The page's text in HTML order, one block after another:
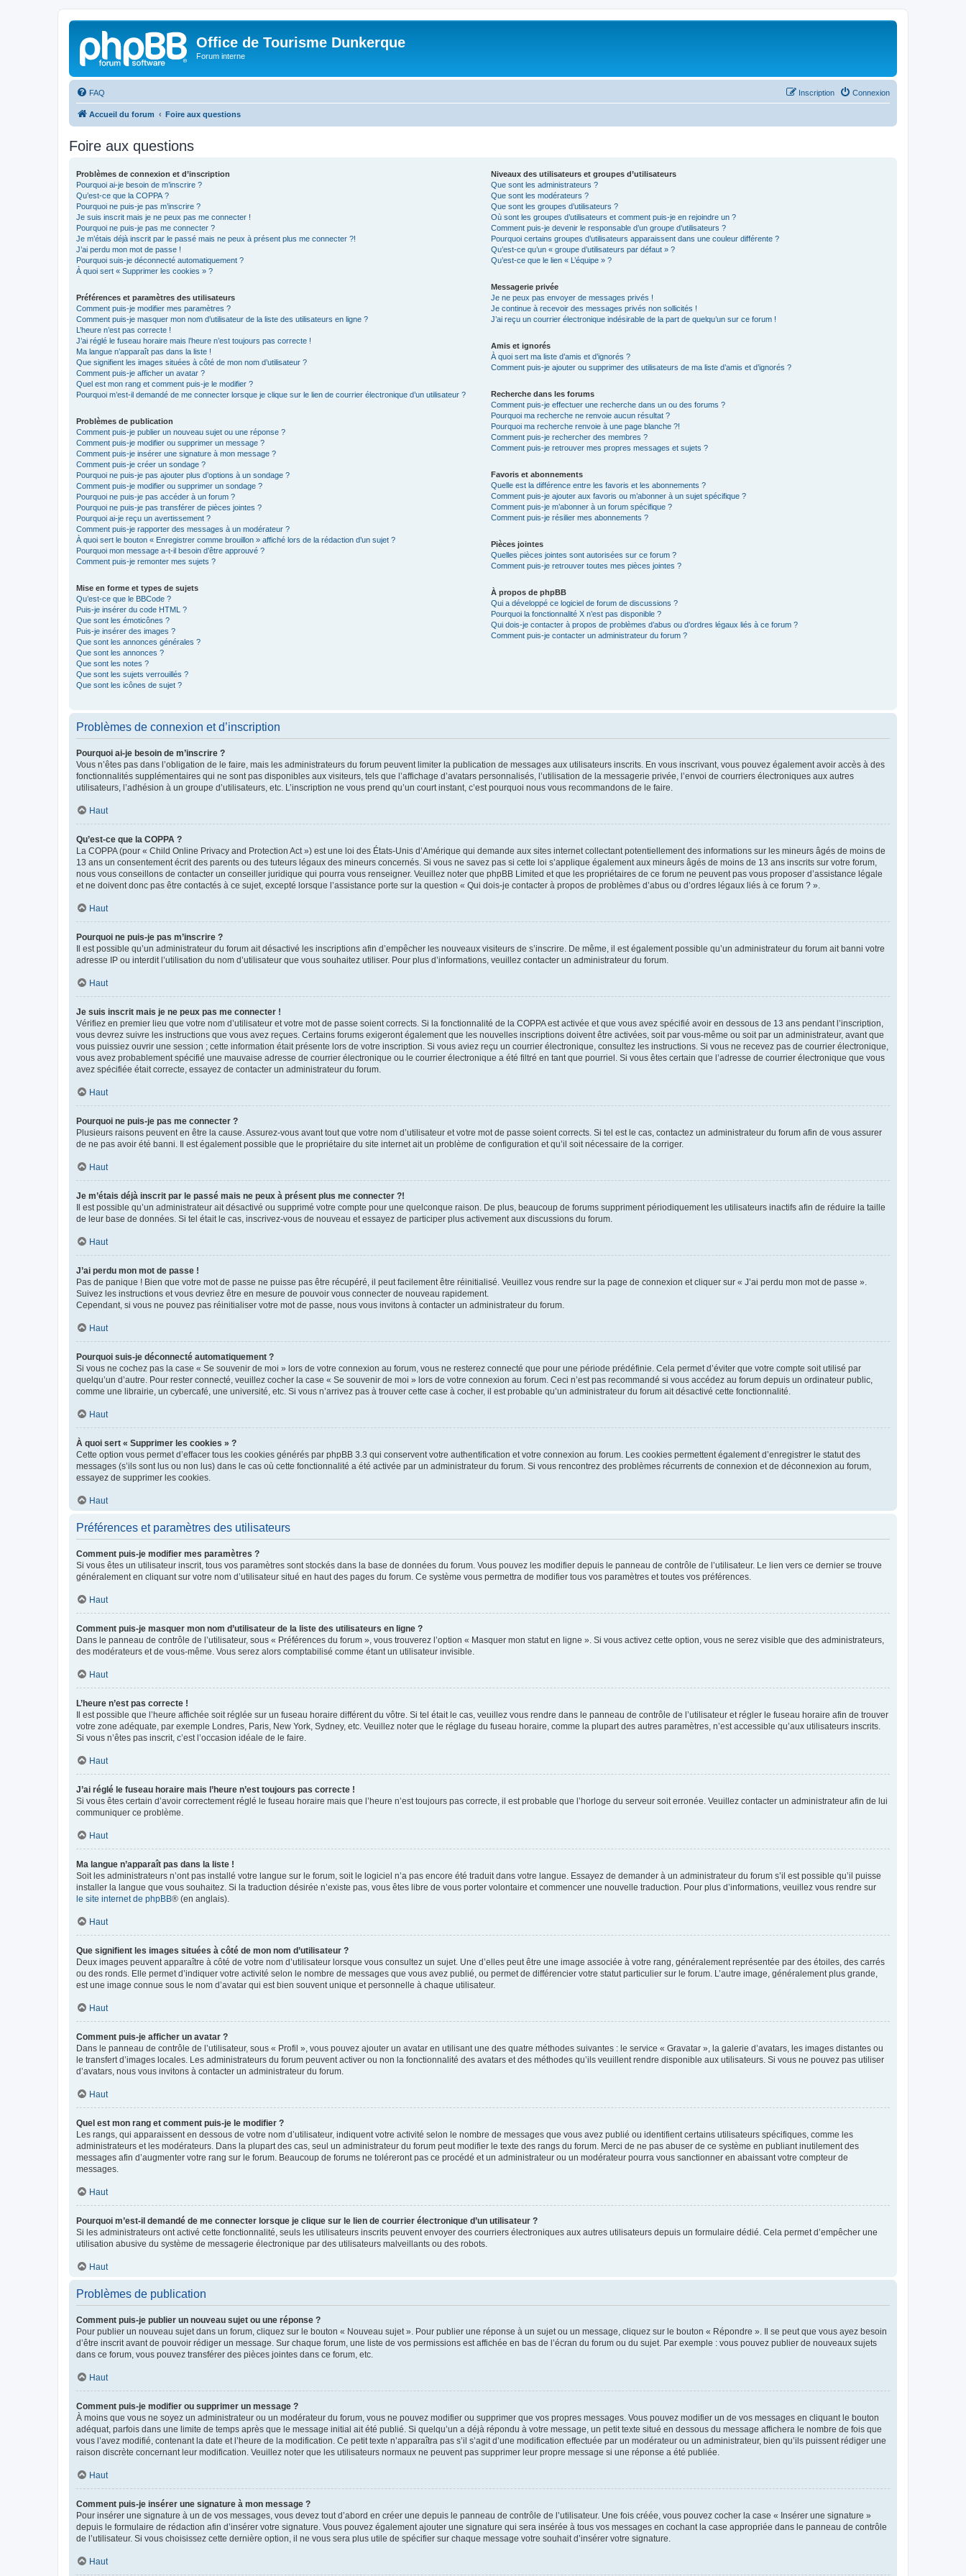
Office de Tourisme Dunkerque
Forum interne
FAQ Connexion
Inscription
Accueil du forum Foire aux questions
Foire aux questions
Problèmes de connexion et d’inscription
Pourquoi ai-je besoin de m’inscrire ?
Qu’est-ce que la COPPA ?
Pourquoi ne puis-je pas m’inscrire ?
Je suis inscrit mais je ne peux pas me connecter !
Pourquoi ne puis-je pas me connecter ?
Je m’étais déjà inscrit par le passé mais ne peux à présent plus me connecter ?!
J’ai perdu mon mot de passe !
Pourquoi suis-je déconnecté automatiquement ?
À quoi sert « Supprimer les cookies » ?
Préférences et paramètres des utilisateurs
Comment puis-je modifier mes paramètres ?
Comment puis-je masquer mon nom d’utilisateur de la liste des utilisateurs en ligne ?
L’heure n’est pas correcte !
J’ai réglé le fuseau horaire mais l’heure n’est toujours pas correcte !
Ma langue n’apparaît pas dans la liste !
Que signifient les images situées à côté de mon nom d’utilisateur ?
Comment puis-je afficher un avatar ?
Quel est mon rang et comment puis-je le modifier ?
Pourquoi m’est-il demandé de me connecter lorsque je clique sur le lien de courrier électronique d’un utilisateur ?
Problèmes de publication
Comment puis-je publier un nouveau sujet ou une réponse ?
Comment puis-je modifier ou supprimer un message ?
Comment puis-je insérer une signature à mon message ?
Comment puis-je créer un sondage ?
Pourquoi ne puis-je pas ajouter plus d’options à un sondage ?
Comment puis-je modifier ou supprimer un sondage ?
Pourquoi ne puis-je pas accéder à un forum ?
Pourquoi ne puis-je pas transférer de pièces jointes ?
Pourquoi ai-je reçu un avertissement ?
Comment puis-je rapporter des messages à un modérateur ?
À quoi sert le bouton « Enregistrer comme brouillon » affiché lors de la rédaction d’un sujet ?
Pourquoi mon message a-t-il besoin d’être approuvé ?
Comment puis-je remonter mes sujets ?
Mise en forme et types de sujets
Qu’est-ce que le BBCode ?
Puis-je insérer du code HTML ?
Que sont les émoticônes ?
Puis-je insérer des images ?
Que sont les annonces générales ?
Que sont les annonces ?
Que sont les notes ?
Que sont les sujets verrouillés ?
Que sont les icônes de sujet ?
Niveaux des utilisateurs et groupes d’utilisateurs
Que sont les administrateurs ?
Que sont les modérateurs ?
Que sont les groupes d’utilisateurs ?
Où sont les groupes d’utilisateurs et comment puis-je en rejoindre un ?
Comment puis-je devenir le responsable d’un groupe d’utilisateurs ?
Pourquoi certains groupes d’utilisateurs apparaissent dans une couleur différente ?
Qu’est-ce qu’un « groupe d’utilisateurs par défaut » ?
Qu’est-ce que le lien « L’équipe » ?
Messagerie privée
Je ne peux pas envoyer de messages privés !
Je continue à recevoir des messages privés non sollicités !
J’ai reçu un courrier électronique indésirable de la part de quelqu’un sur ce forum !
Amis et ignorés
À quoi sert ma liste d’amis et d’ignorés ?
Comment puis-je ajouter ou supprimer des utilisateurs de ma liste d’amis et d’ignorés ?
Recherche dans les forums
Comment puis-je effectuer une recherche dans un ou des forums ?
Pourquoi ma recherche ne renvoie aucun résultat ?
Pourquoi ma recherche renvoie à une page blanche ?!
Comment puis-je rechercher des membres ?
Comment puis-je retrouver mes propres messages et sujets ?
Favoris et abonnements
Quelle est la différence entre les favoris et les abonnements ?
Comment puis-je ajouter aux favoris ou m’abonner à un sujet spécifique ?
Comment puis-je m’abonner à un forum spécifique ?
Comment puis-je résilier mes abonnements ?
Pièces jointes
Quelles pièces jointes sont autorisées sur ce forum ?
Comment puis-je retrouver toutes mes pièces jointes ?
À propos de phpBB
Qui a développé ce logiciel de forum de discussions ?
Pourquoi la fonctionnalité X n’est pas disponible ?
Qui dois-je contacter à propos de problèmes d’abus ou d’ordres légaux liés à ce forum ?
Comment puis-je contacter un administrateur du forum ?
Problèmes de connexion et d’inscription
Pourquoi ai-je besoin de m’inscrire ?
Vous n’êtes pas dans l’obligation de le faire, mais les administrateurs du forum peuvent limiter la publication de messages aux utilisateurs inscrits. En vous inscrivant, vous pouvez également avoir accès à des
fonctionnalités supplémentaires qui ne sont pas disponibles aux visiteurs, tels que l’affichage d’avatars personnalisés, l’utilisation de la messagerie privée, l’envoi de courriers électroniques aux autres
utilisateurs, l’adhésion à un groupe d’utilisateurs, etc. L’inscription ne vous prend qu’un court instant, c’est pourquoi nous vous recommandons de le faire.
Haut
Qu’est-ce que la COPPA ?
La COPPA (pour « Child Online Privacy and Protection Act ») est une loi des États-Unis d’Amérique qui demande aux sites internet collectant potentiellement des informations sur les mineurs âgés de moins de
13 ans un consentement écrit des parents ou des tuteurs légaux des mineurs concernés. Si vous ne savez pas si cette loi s’applique également aux mineurs âgés de moins de 13 ans inscrits sur votre forum,
nous vous conseillons de contacter un conseiller juridique qui pourra vous renseigner. Veuillez noter que phpBB Limited et que les propriétaires de ce forum ne peuvent pas vous proposer d’assistance légale
et ne doivent donc pas être contactés à ce sujet, excepté lorsque l’assistance porte sur la question « Qui dois-je contacter à propos de problèmes d’abus ou d’ordres légaux liés à ce forum ? ».
Haut
Pourquoi ne puis-je pas m’inscrire ?
Il est possible qu’un administrateur du forum ait désactivé les inscriptions afin d’empêcher les nouveaux visiteurs de s’inscrire. De même, il est également possible qu’un administrateur du forum ait banni votre
adresse IP ou interdit l’utilisation du nom d’utilisateur que vous souhaitez utiliser. Pour plus d’informations, veuillez contacter un administrateur du forum.
Haut
Je suis inscrit mais je ne peux pas me connecter !
Vérifiez en premier lieu que votre nom d’utilisateur et votre mot de passe soient corrects. Si la fonctionnalité de la COPPA est activée et que vous avez spécifié avoir en dessous de 13 ans pendant l’inscription,
vous devrez suivre les instructions que vous avez reçues. Certains forums exigeront également que les nouvelles inscriptions doivent être activées, soit par vous-même ou soit par un administrateur, avant que
vous puissiez ouvrir une session ; cette information était présente lors de votre inscription. Si vous aviez reçu un courrier électronique, consultez les instructions. Si vous ne recevez pas de courrier électronique,
vous avez probablement spécifié une mauvaise adresse de courrier électronique ou le courrier électronique a été filtré en tant que pourriel. Si vous êtes certain que l’adresse de courrier électronique que vous
avez spécifiée était correcte, essayez de contacter un administrateur du forum.
Haut
Pourquoi ne puis-je pas me connecter ?
Plusieurs raisons peuvent en être la cause. Assurez-vous avant tout que votre nom d’utilisateur et votre mot de passe soient corrects. Si tel est le cas, contactez un administrateur du forum afin de vous assurer
de ne pas avoir été banni. Il est également possible que le propriétaire du site internet ait un problème de configuration et qu’il soit nécessaire de la corriger.
Haut
Je m’étais déjà inscrit par le passé mais ne peux à présent plus me connecter ?!
Il est possible qu’un administrateur ait désactivé ou supprimé votre compte pour une quelconque raison. De plus, beaucoup de forums suppriment périodiquement les utilisateurs inactifs afin de réduire la taille
de leur base de données. Si tel était le cas, inscrivez-vous de nouveau et essayez de participer plus activement aux discussions du forum.
Haut
J’ai perdu mon mot de passe !
Pas de panique ! Bien que votre mot de passe ne puisse pas être récupéré, il peut facilement être réinitialisé. Veuillez vous rendre sur la page de connexion et cliquer sur « J’ai perdu mon mot de passe ».
Suivez les instructions et vous devriez être en mesure de pouvoir vous connecter de nouveau rapidement.
Cependant, si vous ne pouvez pas réinitialiser votre mot de passe, nous vous invitons à contacter un administrateur du forum.
Haut
Pourquoi suis-je déconnecté automatiquement ?
Si vous ne cochez pas la case « Se souvenir de moi » lors de votre connexion au forum, vous ne resterez connecté que pour une période prédéfinie. Cela permet d’éviter que votre compte soit utilisé par
quelqu’un d’autre. Pour rester connecté, veuillez cocher la case « Se souvenir de moi » lors de votre connexion au forum. Ceci n’est pas recommandé si vous accédez au forum depuis un ordinateur public,
comme une librairie, un cybercafé, une université, etc. Si vous n’arrivez pas à trouver cette case à cocher, il est probable qu’un administrateur du forum ait désactivé cette fonctionnalité.
Haut
À quoi sert « Supprimer les cookies » ?
Cette option vous permet d’effacer tous les cookies générés par phpBB 3.3 qui conservent votre authentification et votre connexion au forum. Les cookies permettent également d’enregistrer le statut des
messages (s’ils sont lus ou non lus) dans le cas où cette fonctionnalité a été activée par un administrateur du forum. Si vous rencontrez des problèmes récurrents de connexion et de déconnexion au forum,
essayez de supprimer les cookies.
Haut
Préférences et paramètres des utilisateurs
Comment puis-je modifier mes paramètres ?
Si vous êtes un utilisateur inscrit, tous vos paramètres sont stockés dans la base de données du forum. Vous pouvez les modifier depuis le panneau de contrôle de l’utilisateur. Le lien vers ce dernier se trouve
généralement en cliquant sur votre nom d’utilisateur situé en haut des pages du forum. Ce système vous permettra de modifier tous vos paramètres et toutes vos préférences.
Haut
Comment puis-je masquer mon nom d’utilisateur de la liste des utilisateurs en ligne ?
Dans le panneau de contrôle de l’utilisateur, sous « Préférences du forum », vous trouverez l’option « Masquer mon statut en ligne ». Si vous activez cette option, vous ne serez visible que des administrateurs,
des modérateurs et de vous-même. Vous serez alors comptabilisé comme étant un utilisateur invisible.
Haut
L’heure n’est pas correcte !
Il est possible que l’heure affichée soit réglée sur un fuseau horaire différent du vôtre. Si tel était le cas, veuillez vous rendre dans le panneau de contrôle de l’utilisateur et régler le fuseau horaire afin de trouver
votre zone adéquate, par exemple Londres, Paris, New York, Sydney, etc. Veuillez noter que le réglage du fuseau horaire, comme la plupart des autres paramètres, n’est accessible qu’aux utilisateurs inscrits.
Si vous n’êtes pas inscrit, c’est l’occasion idéale de le faire.
Haut
J’ai réglé le fuseau horaire mais l’heure n’est toujours pas correcte !
Si vous êtes certain d’avoir correctement réglé le fuseau horaire mais que l’heure n’est toujours pas correcte, il est probable que l’horloge du serveur soit erronée. Veuillez contacter un administrateur afin de lui
communiquer ce problème.
Haut
Ma langue n’apparaît pas dans la liste !
Soit les administrateurs n’ont pas installé votre langue sur le forum, soit le logiciel n’a pas encore été traduit dans votre langue. Essayez de demander à un administrateur du forum s’il est possible qu’il puisse
installer la langue que vous souhaitez. Si la traduction désirée n’existe pas, vous êtes libre de vous porter volontaire et commencer une nouvelle traduction. Pour plus d’informations, veuillez vous rendre sur
le site internet de phpBB® (en anglais).
Haut
Que signifient les images situées à côté de mon nom d’utilisateur ?
Deux images peuvent apparaître à côté de votre nom d’utilisateur lorsque vous consultez un sujet. Une d’elles peut être une image associée à votre rang, généralement représentée par des étoiles, des carrés
ou des ronds. Elle permet d’indiquer votre activité selon le nombre de messages que vous avez publié, ou permet de différencier votre statut particulier sur le forum. L’autre image, généralement plus grande,
est une image connue sous le nom d’avatar qui est bien souvent unique et personnelle à chaque utilisateur.
Haut
Comment puis-je afficher un avatar ?
Dans le panneau de contrôle de l’utilisateur, sous « Profil », vous pouvez ajouter un avatar en utilisant une des quatre méthodes suivantes : le service « Gravatar », la galerie d’avatars, les images distantes ou
le transfert d’images locales. Les administrateurs du forum peuvent activer ou non la fonctionnalité des avatars et des méthodes qu’ils veuillent rendre disponible aux utilisateurs. Si vous ne pouvez pas utiliser
d’avatars, nous vous invitons à contacter un administrateur du forum.
Haut
Quel est mon rang et comment puis-je le modifier ?
Les rangs, qui apparaissent en dessous de votre nom d’utilisateur, indiquent votre activité selon le nombre de messages que vous avez publié ou identifient certains utilisateurs spécifiques, comme les
administrateurs et les modérateurs. Dans la plupart des cas, seul un administrateur du forum peut modifier le texte des rangs du forum. Merci de ne pas abuser de ce système en publiant inutilement des
messages afin d’augmenter votre rang sur le forum. Beaucoup de forums ne toléreront pas ce procédé et un administrateur ou un modérateur pourra vous sanctionner en abaissant votre compteur de
messages.
Haut
Pourquoi m’est-il demandé de me connecter lorsque je clique sur le lien de courrier électronique d’un utilisateur ?
Si les administrateurs ont activé cette fonctionnalité, seuls les utilisateurs inscrits peuvent envoyer des courriers électroniques aux autres utilisateurs depuis un formulaire dédié. Cela permet d’empêcher une
utilisation abusive du système de messagerie électronique par des utilisateurs malveillants ou des robots.
Haut
Problèmes de publication
Comment puis-je publier un nouveau sujet ou une réponse ?
Pour publier un nouveau sujet dans un forum, cliquez sur le bouton « Nouveau sujet ». Pour publier une réponse à un sujet ou un message, cliquez sur le bouton « Répondre ». Il se peut que vous ayez besoin
d’être inscrit avant de pouvoir rédiger un message. Sur chaque forum, une liste de vos permissions est affichée en bas de l’écran du forum ou du sujet. Par exemple : vous pouvez publier de nouveaux sujets
dans ce forum, vous pouvez transférer des pièces jointes dans ce forum, etc.
Haut
Comment puis-je modifier ou supprimer un message ?
À moins que vous ne soyez un administrateur ou un modérateur du forum, vous ne pouvez modifier ou supprimer que vos propres messages. Vous pouvez modifier un de vos messages en cliquant le bouton
adéquat, parfois dans une limite de temps après que le message initial ait été publié. Si quelqu’un a déjà répondu à votre message, un petit texte situé en dessous du message affichera le nombre de fois que
vous l’avez modifié, contenant la date et l’heure de la modification. Ce petit texte n’apparaîtra pas s’il s’agit d’une modification effectuée par un modérateur ou un administrateur, bien qu’ils puissent rédiger une
raison discrète concernant leur modification. Veuillez noter que les utilisateurs normaux ne peuvent pas supprimer leur propre message si une réponse a été publiée.
Haut
Comment puis-je insérer une signature à mon message ?
Pour insérer une signature à un de vos messages, vous devez tout d’abord en créer une depuis le panneau de contrôle de l’utilisateur. Une fois créée, vous pouvez cocher la case « Insérer une signature »
depuis le formulaire de rédaction afin d’insérer votre signature. Vous pouvez également ajouter une signature qui sera insérée à tous vos messages en cochant la case appropriée dans le panneau de contrôle
de l’utilisateur. Si vous choisissez cette dernière option, il ne vous sera plus utile de spécifier sur chaque message votre souhait d’insérer votre signature.
Haut